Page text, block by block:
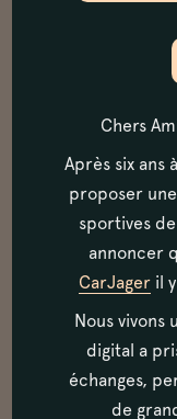
passée de 30
carburateurs
changement
combustion,
soupapes en
éviter les frais
Chers
Après six ans
proposer
sportives
annoncer
CarJager il
Nous vivons
digital a
échanges,
de